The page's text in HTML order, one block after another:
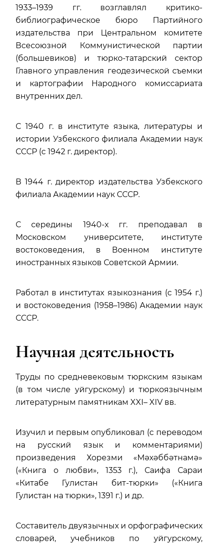
1933–1939 гг. возглавлял критико-
библиографическое бюро Партийного
издательства при Центральном комитете
Всесоюзной Коммунистической партии
(большевиков) и тюрко-татарский сектор
Главного управления геодезической съемки
и картографии Народного комиссариата
внутренних дел.
С 1940 г. в институте языка, литературы и
истории Узбекского филиала Академии наук
СССР (с 1942 г. директор).
В 1944 г. директор издательства Узбекского
филиала Академии наук СССР.
С середины 1940-х гг. преподавал в
Московском университете, институте
востоковедения, в Военном институте
иностранных языков Советской Армии.
Работал в институтах языкознания (с 1954 г.)
и востоковедения (1958–1986) Академии наук
СССР.
Научная деятельность
Труды по средневековым тюркским языкам
(в том числе уйгурскому) и тюркоязычным
литературным памятникам XXI– XIV вв.
Изучил и первым опубликовал (с переводом
на русский язык и комментариями)
произведения Хорезми «Мәхәббәтнамә»
(«Книга о любви», 1353 г.), Саифа Сараи
«Китабе Гулистан бит-тюрки» («Книга
Гулистан на тюрки», 1391 г.) и др.
Составитель двуязычных и орфографических
словарей, учебников по уйгурскому,